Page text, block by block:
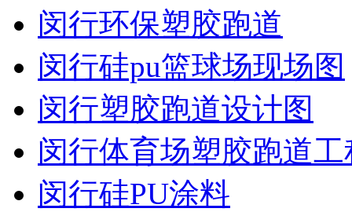
闵行环保塑胶跑道
闵行硅pu篮球场现场图
闵行塑胶跑道设计图
闵行体育场塑胶跑道工
闵行硅PU涂料